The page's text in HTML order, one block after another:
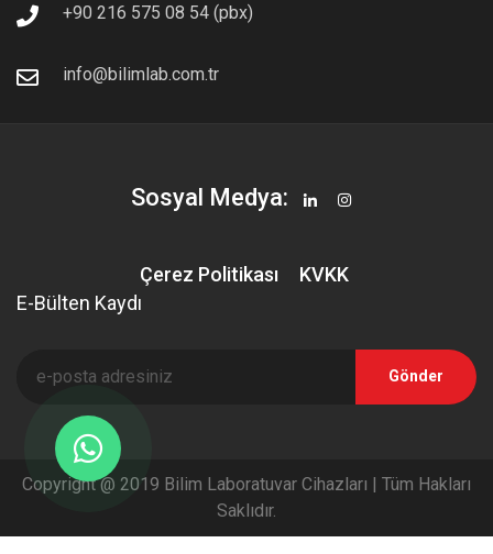
+90 216 575 08 54 (pbx)
info@bilimlab.com.tr
Sosyal Medya:
Çerez Politikası
KVKK
E-Bülten Kaydı
Gönder
Copyright @ 2019 Bilim Laboratuvar Cihazları | Tüm Hakları
Saklıdır.